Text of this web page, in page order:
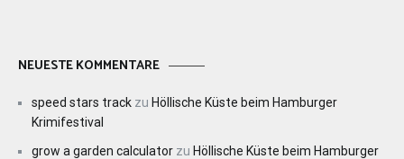
NEUESTE KOMMENTARE
speed stars track zu Höllische Küste beim Hamburger
Krimifestival
grow a garden calculator zu Höllische Küste beim Hamburger